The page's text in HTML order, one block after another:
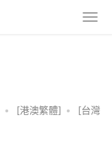
• [港澳繁體] •
[台灣